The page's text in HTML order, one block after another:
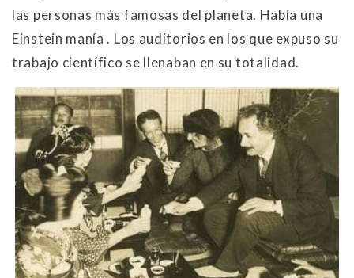
las personas más famosas del planeta. Había una
Einstein manía . Los auditorios en los que expuso su
trabajo científico se llenaban en su totalidad.